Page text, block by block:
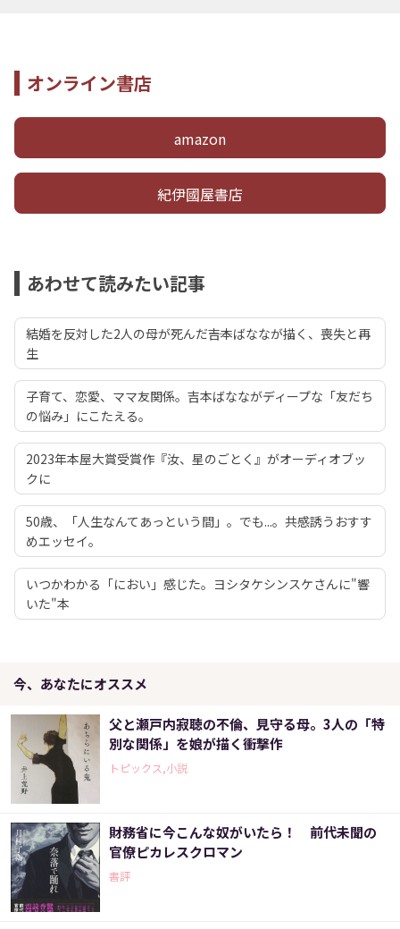
オンライン書店
amazon
紀伊國屋書店
あわせて読みたい記事
結婚を反対した2人の母が死んだ――吉本ばななが描く、喪失と再
生
子育て、恋愛、ママ友関係。吉本ばなながディープな「友だち
の悩み」にこたえる。
2023年本屋大賞受賞作『汝、星のごとく』がオーディオブッ
クに
50歳、「人生なんてあっという間」。でも...。共感誘うおすす
めエッセイ。
いつかわかる「におい」感じた。ヨシタケシンスケさんに"響
いた"本
今、あなたにオススメ
父と瀬戸内寂聴の不倫、見守る母。3人の「特
別な関係」を娘が描く衝撃作
トピックス,小説
財務省に今こんな奴がいたら！ 前代未聞の
官僚ピカレスクロマン
書評